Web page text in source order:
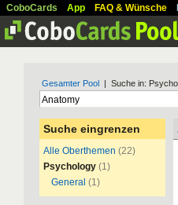
CoboCards App FAQ & Wünsche
Gesamter Pool | Suche in:
Suche eingrenzen
Alle Oberthemen (22)
Psychology (1)
General (1)